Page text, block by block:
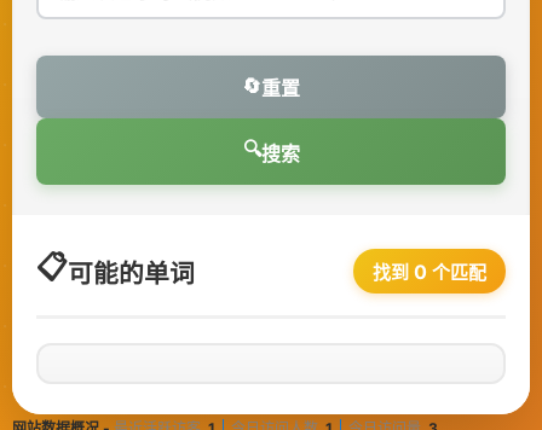
🔄重置
🔍搜索
可能的单词 找到 0 个匹配